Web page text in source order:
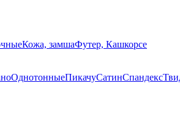
Кожа, замшаФутер, Кашкорсе
ОднотонныеПикачуСатинСпандекс